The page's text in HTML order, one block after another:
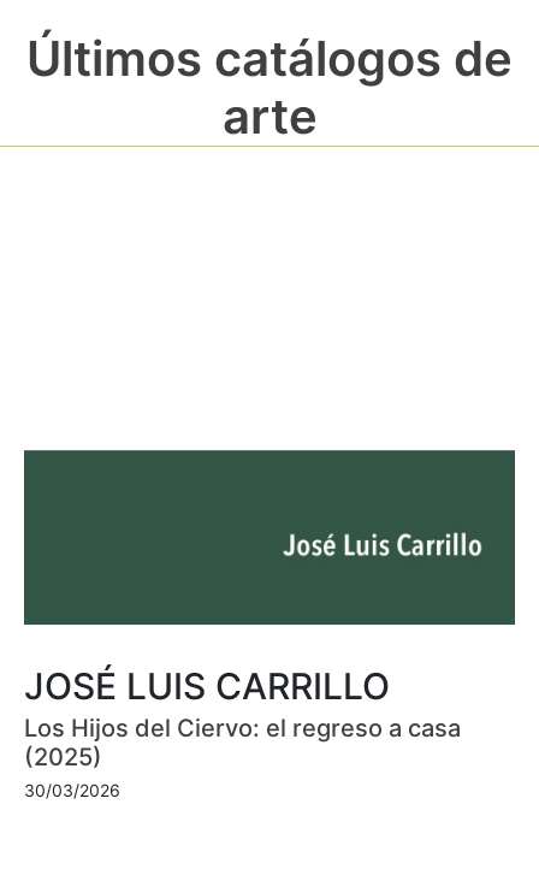
Últimos catálogos de
arte
JOSÉ LUIS CARRILLO
Los Hijos del Ciervo: el regreso a casa
(2025)
30/03/2026